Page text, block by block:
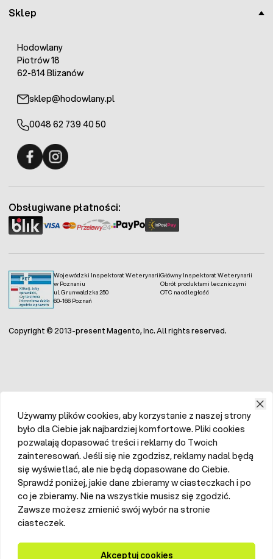
Sklep
Hodowlany
Piotrów 18
62-814 Blizanów
sklep@hodowlany.pl
0048 62 739 40 50
Wojewódzki Inspektorat Weterynarii
w Poznaniu
ul. Grunwaldzka 250
60-166 Poznań
Główny Inspektorat Weterynarii
Obrót produktami leczniczymi
OTC na odległość
Obsługiwane płatności:
Copyright © 2013-present Magento, Inc. All rights reserved.
Używamy plików cookies, aby korzystanie z naszej strony
było dla Ciebie jak najbardziej komfortowe. Pliki cookies
pozwalają dopasować treści i reklamy do Twoich
zainteresowań. Jeśli się nie zgodzisz, reklamy nadal będą
się wyświetlać, ale nie będą dopasowane do Ciebie.
Sprawdź poniżej, jakie dane zbieramy w ciasteczkach i po
co je zbieramy. Nie na wszystkie musisz się zgodzić.
Zawsze możesz zmienić swój wybór na stronie
ciasteczek.
Akceptuj cookies